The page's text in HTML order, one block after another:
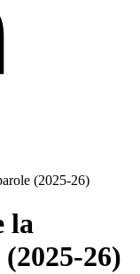
(2025-26)
la
26)